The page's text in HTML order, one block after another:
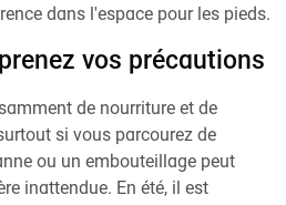
dans l'espace pour les pieds.
vos précautions
de nourriture et de
si vous parcourez de
ou un embouteillage peut
inattendue. En été, il est